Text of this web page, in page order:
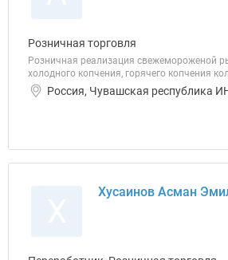
Розничная торговля
Розничная реализация свежемороженой
холодного копчения, горячего копчения
Россия, Чувашская республика
Хусаинов Асман